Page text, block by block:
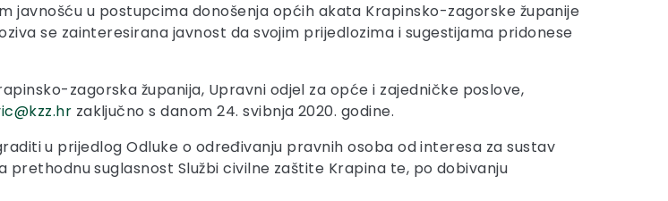
javnošću u postupcima donošenja općih akata Krapinsko-zagorske županije
se zainteresirana javnost da svojim prijedlozima i sugestijama pridonese
zagorska županija, Upravni odjel za opće i zajedničke poslove,
zaključno s danom 24. svibnja 2020. godine.
u prijedlog Odluke o određivanju pravnih osoba od interesa za sustav
suglasnost Službi civilne zaštite Krapina te, po dobivanju